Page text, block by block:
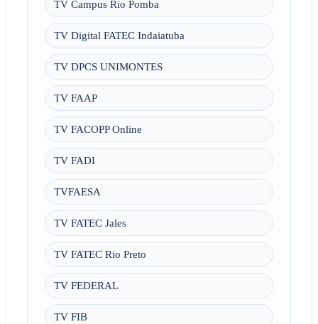
TV Campus Rio Pomba
TV Digital FATEC Indaiatuba
TV DPCS UNIMONTES
TV FAAP
TV FACOPP Online
TV FADI
TVFAESA
TV FATEC Jales
TV FATEC Rio Preto
TV FEDERAL
TV FIB